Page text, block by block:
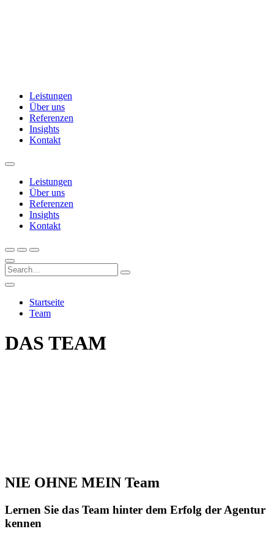
Leistungen
Über uns
Referenzen
Insights
Kontakt
Leistungen
Über uns
Referenzen
Insights
Kontakt
Startseite
Team
DAS TEAM
NIE OHNE MEIN Team
Lernen Sie das Team hinter dem Erfolg der Agentur
kennen